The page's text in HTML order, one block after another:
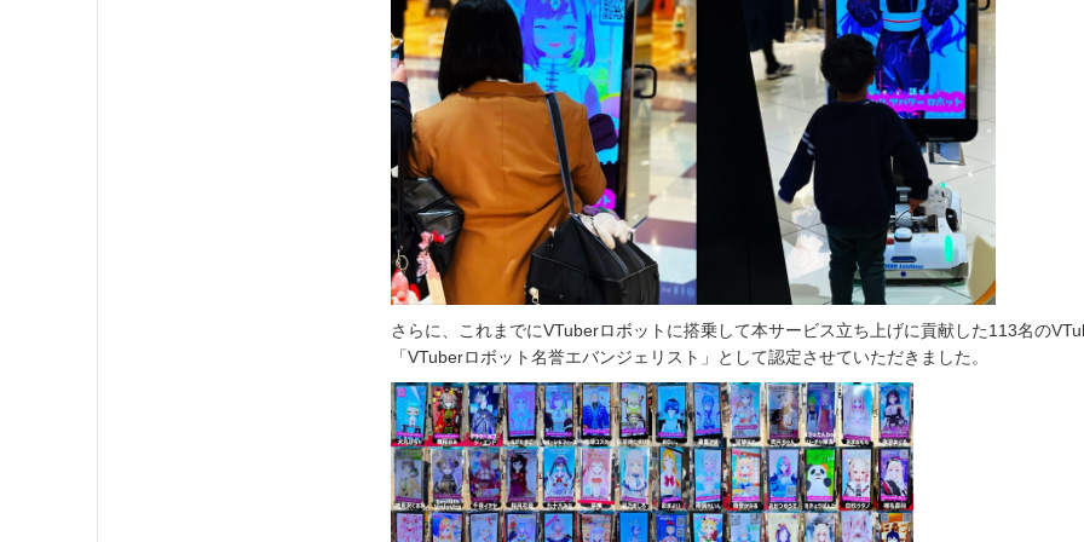
さらに、これまでにVTuberロボットに搭乗して本サービス立ち上げに貢献した113名の
「VTuberロボット名誉エバンジェリスト」として認定させていただきました。